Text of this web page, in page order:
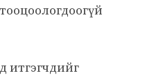
итгэгчдийг